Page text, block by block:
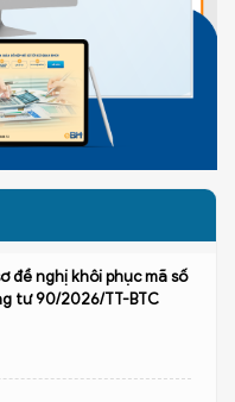
đề nghị khôi phục mã số
tư 90/2026/TT-BTC